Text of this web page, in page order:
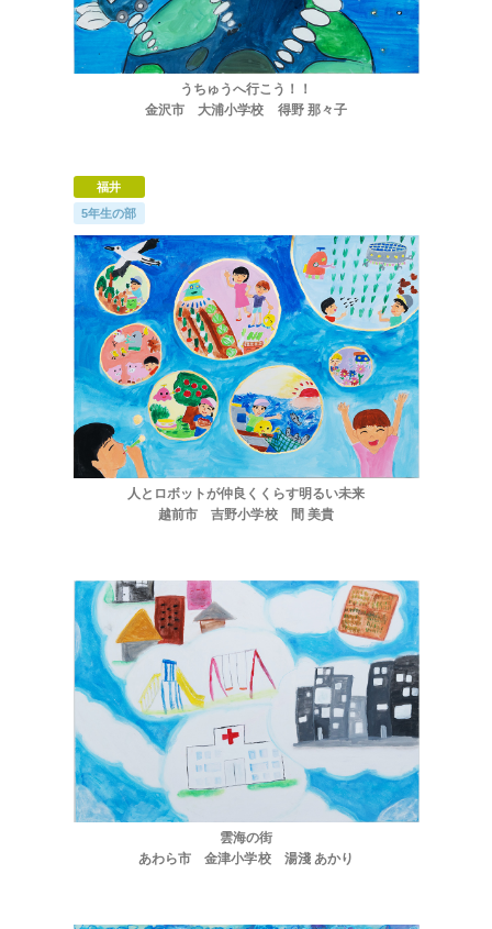
お問い合わせ プライバシーポリシー
うちゅうへ行こう！！
金沢市 大浦小学校 得野 那々子
福井
5年生の部
人とロボットが仲良くくらす明るい未来
越前市 吉野小学校 間 美貴
雲海の街
あわら市 金津小学校 湯淺 あかり